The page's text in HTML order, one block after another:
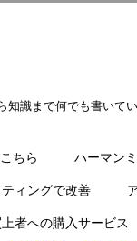
識まで何でも書いてい
ちら ハーマン
ィングで改善
者への購入サービス